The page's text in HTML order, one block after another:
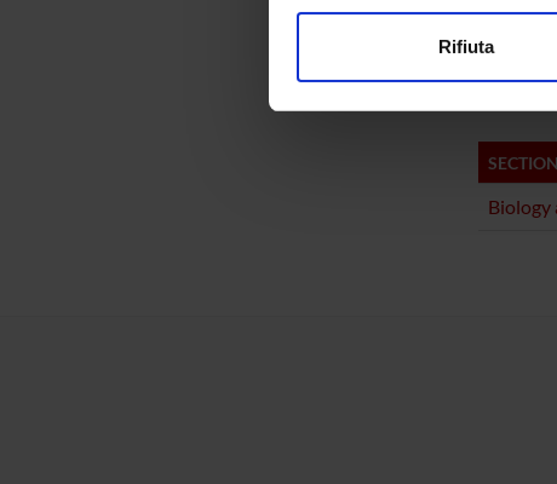
modificare o ritirare il tuo
che hanno raccolto dal tuo
Rifiuta
Biology